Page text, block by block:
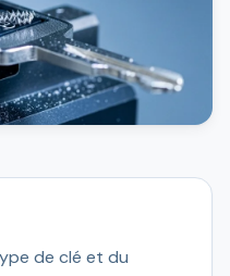
de clé et du